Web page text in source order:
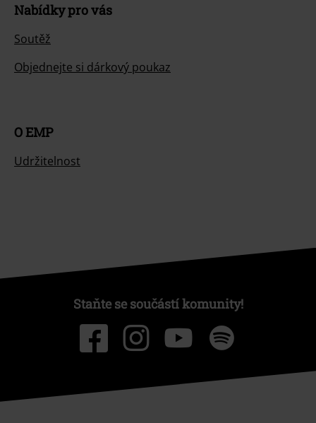
Nabídky pro vás
Soutěž
Objednejte si dárkový poukaz
O EMP
Udržitelnost
Staňte se součástí komunity!